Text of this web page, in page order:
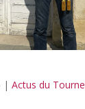
| Actus du Tourne